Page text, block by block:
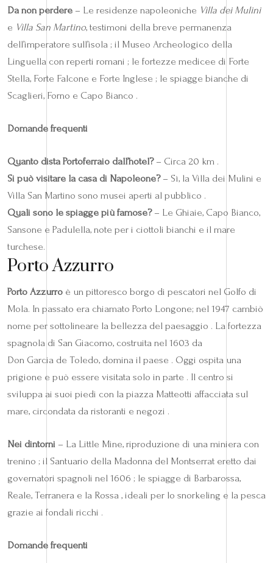
Da non perdere – Le residenze napoleoniche Villa dei Mulini
e Villa San Martino, testimoni della breve permanenza
dell’imperatore sull’isola ; il Museo Archeologico della
Linguella con reperti romani ; le fortezze medicee di Forte
Stella, Forte Falcone e Forte Inglese ; le spiagge bianche di
Scaglieri, Forno e Capo Bianco .
Domande frequenti
Quanto dista Portoferraio dall’hotel?– Circa 20 km .
Si può visitare la casa di Napoleone?– Sì, la Villa dei Mulini e
Villa San Martino sono musei aperti al pubblico .
Quali sono le spiagge più famose?– Le Ghiaie, Capo Bianco,
Sansone e Padulella, note per i ciottoli bianchi e il mare
turchese.
Porto Azzurro
Porto Azzurro è un pittoresco borgo di pescatori nel Golfo di
Mola. In passato era chiamato Porto Longone; nel 1947 cambiò
nome per sottolineare la bellezza del paesaggio . La fortezza
spagnola di San Giacomo, costruita nel 1603 da
Don Garcia de Toledo, domina il paese . Oggi ospita una
prigione e può essere visitata solo in parte . Il centro si
sviluppa ai suoi piedi con la piazza Matteotti affacciata sul
mare, circondata da ristoranti e negozi .
Nei dintorni – La Little Mine, riproduzione di una miniera con
trenino ; il Santuario della Madonna del Montserrat eretto dai
governatori spagnoli nel 1606 ; le spiagge di Barbarossa,
Reale, Terranera e la Rossa , ideali per lo snorkeling e la pesca
grazie ai fondali ricchi .
Domande frequenti